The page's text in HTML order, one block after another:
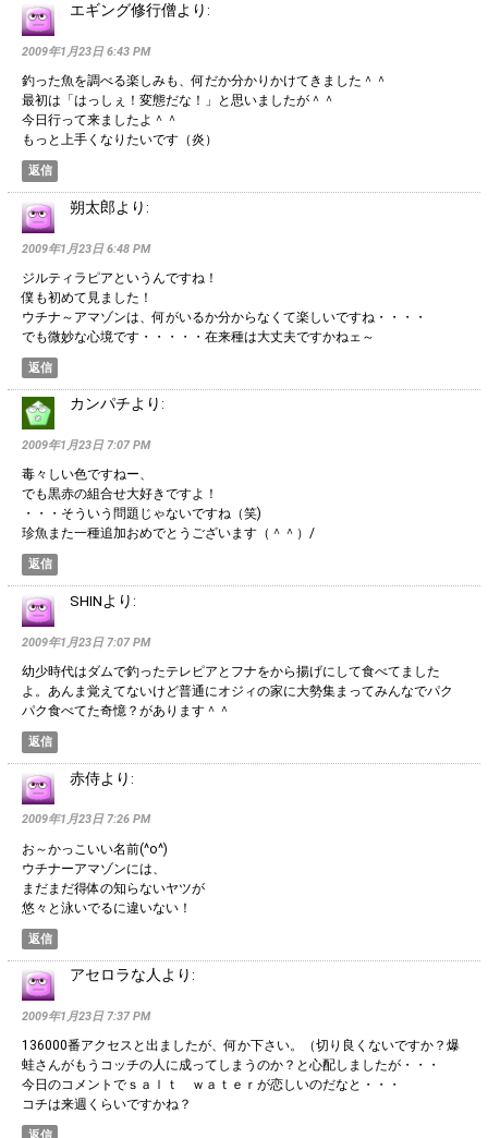
エギング修行僧より:
2009年1月23日 6:43 PM
釣った魚を調べる楽しみも、何だか分かりかけてきました＾＾
最初は「はっしぇ！変態だな！」と思いましたが＾＾
今日行って来ましたよ＾＾
もっと上手くなりたいです（炎）
返信
朔太郎より:
2009年1月23日 6:48 PM
ジルティラピアというんですね！
僕も初めて見ました！
ウチナ～アマゾンは、何がいるか分からなくて楽しいですね・・・・
でも微妙な心境です・・・・・在来種は大丈夫ですかねェ～
返信
カンパチより:
2009年1月23日 7:07 PM
毒々しい色ですねー、
でも黒赤の組合せ大好きですよ！
・・・そういう問題じゃないですね（笑)
珍魚また一種追加おめでとうございます（＾＾）/
返信
SHINより:
2009年1月23日 7:07 PM
幼少時代はダムで釣ったテレピアとフナをから揚げにして食べてました
よ。あんま覚えてないけど普通にオジィの家に大勢集まってみんなでパク
パク食べてた奇憶？があります＾＾
返信
赤侍より:
2009年1月23日 7:26 PM
お～かっこいい名前(^o^)
ウチナーアマゾンには、
まだまだ得体の知らないヤツが
悠々と泳いでるに違いない！
返信
アセロラな人より:
2009年1月23日 7:37 PM
136000番アクセスと出ましたが、何か下さい。（切り良くないですか？爆
蛙さんがもうコッチの人に成ってしまうのか？と心配しましたが・・・
今日のコメントでｓａｌｔ ｗａｔｅｒが恋しいのだなと・・・
コチは来週くらいですかね？